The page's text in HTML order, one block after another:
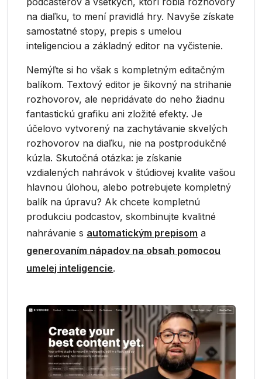
na diaľku, to mení pravidlá hry. Navyše získate
samostatné stopy, prepis s umelou
inteligenciou a základný editor na vyčistenie.
Nemýľte si ho však s kompletným editačným
balíkom. Textový editor je šikovný na strihanie
rozhovorov, ale nepridávate do neho žiadnu
fantastickú grafiku ani zložité efekty. Je
účelovo vytvorený na zachytávanie skvelých
rozhovorov na diaľku, nie na postprodukčné
kúzla. Skutočná otázka: je získanie
vzdialených nahrávok v štúdiovej kvalite vašou
hlavnou úlohou, alebo potrebujete kompletný
balík na úpravu? Ak chcete kompletnú
produkciu podcastov, skombinujte kvalitné
nahrávanie s automatickým prepisom a
generovaním nápadov na obsah pomocou
umelej inteligencie.